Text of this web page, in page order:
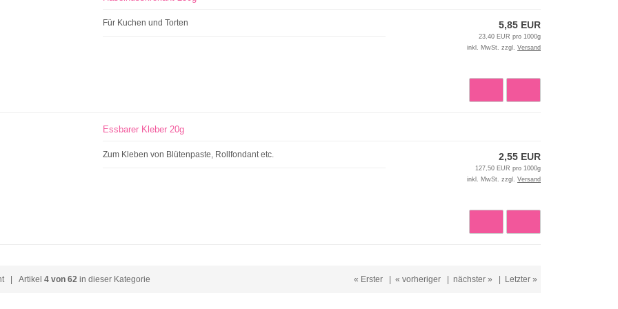
Für Kuchen und Torten 5,85 EUR
23,40 EUR pro 1000g
inkl. MwSt. zzgl. Versand
Essbarer Kleber 20g
Zum Kleben von Blütenpaste, Rollfondant etc. 2,55 EUR
127,50 EUR pro 1000g
inkl. MwSt. zzgl. Versand
| Artikel 4 von 62 in dieser Kategorie « Erster « vorheriger nächster » Letzter »